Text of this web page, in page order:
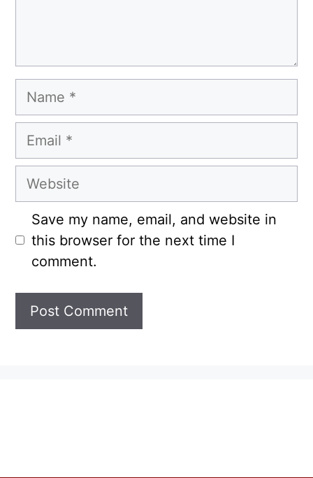
Name
Email
Website
Save my name, email, and website in
this browser for the next time I
comment.